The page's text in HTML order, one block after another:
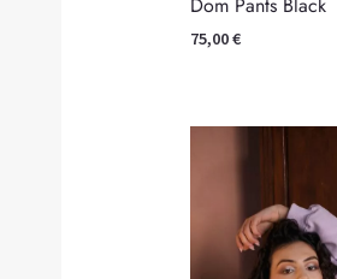
Dom Pants Black
75,00€